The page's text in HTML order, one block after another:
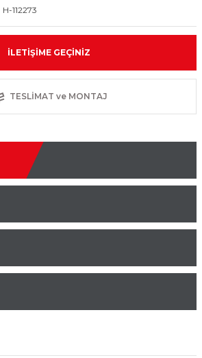
H-112273
İLETIŞIME GEÇINIZ
TESLİMAT ve MONTAJ